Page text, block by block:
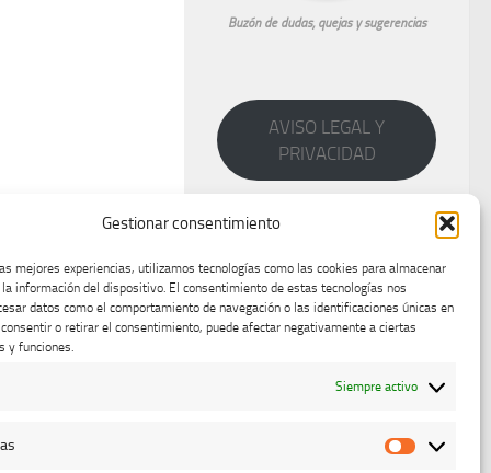
Gestionar consentimiento
mejores experiencias, utilizamos tecnologías como las cookies para almacenar
información del dispositivo. El consentimiento de estas tecnologías nos
datos como el comportamiento de navegación o las identificaciones únicas en
o retirar el consentimiento, puede afectar negativamente a ciertas
y funciones.
Siempre activo
Buzón de dudas, quejas y sugerencias
AVISO LEGAL Y
PRIVACIDAD